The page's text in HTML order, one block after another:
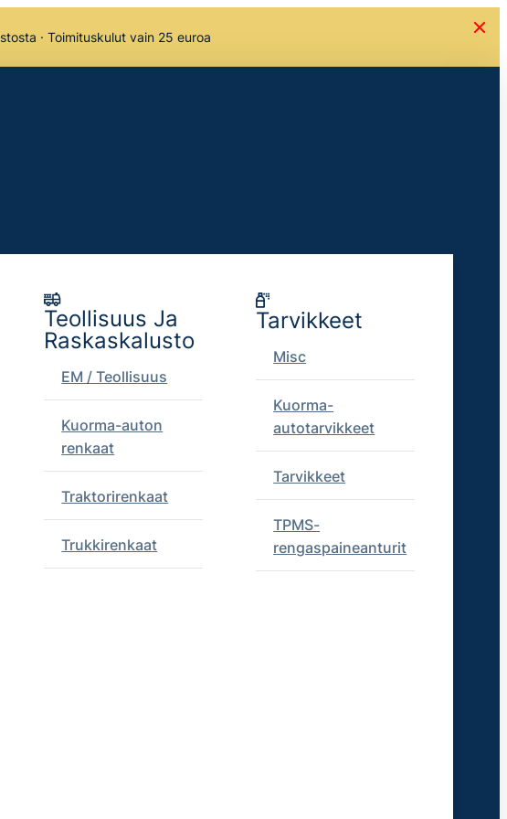
· Toimituskulut vain 25 euroa
Teollisuus Ja
Raskaskalusto
EM / Teollisuus
Kuorma-auton
renkaat
Traktorirenkaat
Trukkirenkaat
Tarvikkeet
Misc
Kuorma-
autotarvikkeet
Tarvikkeet
TPMS-
rengaspaineanturit